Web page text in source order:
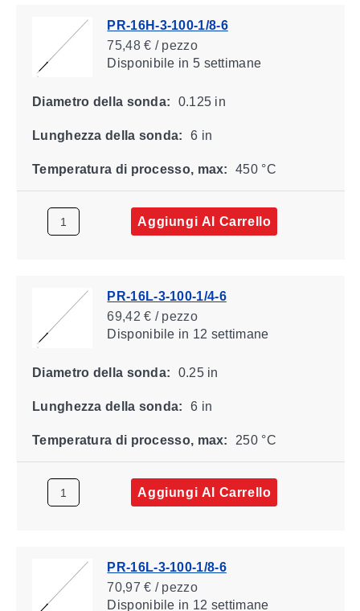
PR-16H-3-100-1/8-6
75,48 € / pezzo
Disponibile in 5 settimane
Diametro della sonda: 0.125 in
Lunghezza della sonda: 6 in
Temperatura di processo, max: 450 °C
Aggiungi Al Carrello
PR-16L-3-100-1/4-6
69,42 € / pezzo
Disponibile in 12 settimane
Diametro della sonda: 0.25 in
Lunghezza della sonda: 6 in
Temperatura di processo, max: 250 °C
Aggiungi Al Carrello
PR-16L-3-100-1/8-6
70,97 € / pezzo
Disponibile in 12 settimane